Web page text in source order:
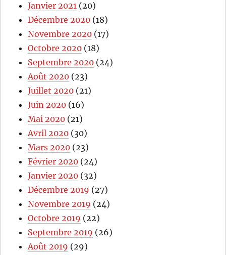
Janvier 2021 (20)
Décembre 2020 (18)
Novembre 2020 (17)
Octobre 2020 (18)
Septembre 2020 (24)
Août 2020 (23)
Juillet 2020 (21)
Juin 2020 (16)
Mai 2020 (21)
Avril 2020 (30)
Mars 2020 (23)
Février 2020 (24)
Janvier 2020 (32)
Décembre 2019 (27)
Novembre 2019 (24)
Octobre 2019 (22)
Septembre 2019 (26)
Août 2019 (29)